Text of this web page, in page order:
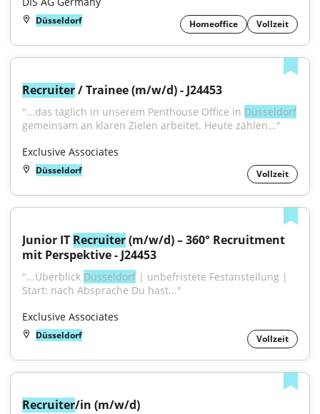
Düsseldorf Homeoffice Vollzeit
Recruiter / Trainee (m/w/d) - J24453
"...das täglich in unserem Penthouse Office in Düsseldorf
gemeinsam an klaren Zielen arbeitet. Heute zählen..."
Exclusive Associates
Düsseldorf Vollzeit
Junior IT Recruiter (m/w/d) – 360° Recruitment
mit Perspektive - J24453
"...Überblick Düsseldorf | unbefristete Festanstellung |
Start: nach Absprache Du hast..."
Exclusive Associates
Düsseldorf Vollzeit
Recruiter/in (m/w/d)